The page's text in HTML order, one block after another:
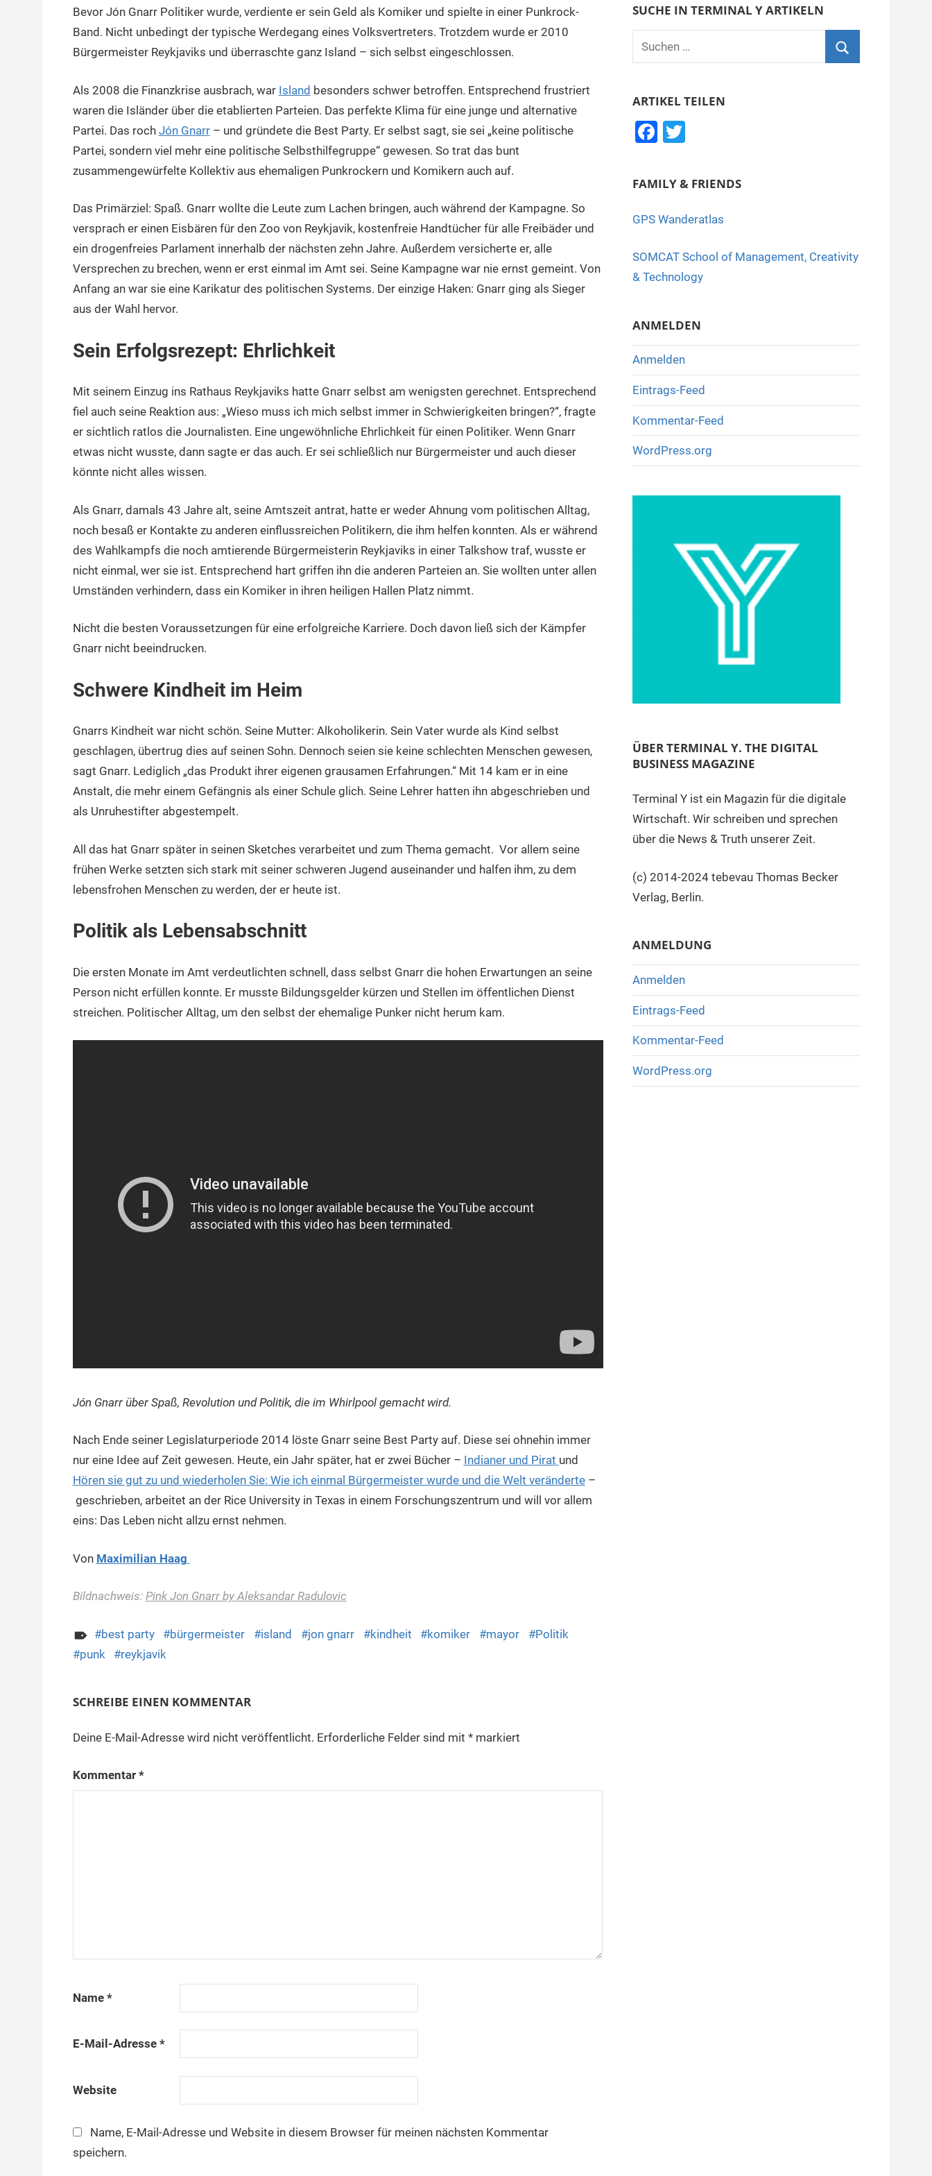
26.
November
2015
terminal-
y
Urbi
et
orbi
Bevor Jón Gnarr Politiker wurde, verdiente er sein Geld als Komiker und spielte in einer Punkrock-
Band. Nicht unbedingt der typische Werdegang eines Volksvertreters. Trotzdem wurde er 2010
Bürgermeister Reykjaviks und überraschte ganz Island – sich selbst eingeschlossen.
Als 2008 die Finanzkrise ausbrach, war Island besonders schwer betroffen. Entsprechend frustriert
waren die Isländer über die etablierten Parteien. Das perfekte Klima für eine junge und alternative
Partei. Das roch Jón Gnarr– und gründete die Best Party. Er selbst sagt, sie sei „keine politische
Partei, sondern viel mehr eine politische Selbsthilfegruppe“ gewesen. So trat das bunt
zusammengewürfelte Kollektiv aus ehemaligen Punkrockern und Komikern auch auf.
Das Primärziel: Spaß. Gnarr wollte die Leute zum Lachen bringen, auch während der Kampagne. So
versprach er einen Eisbären für den Zoo von Reykjavik, kostenfreie Handtücher für alle Freibäder und
ein drogenfreies Parlament innerhalb der nächsten zehn Jahre. Außerdem versicherte er, alle
Versprechen zu brechen, wenn er erst einmal im Amt sei. Seine Kampagne war nie ernst gemeint. Von
Anfang an war sie eine Karikatur des politischen Systems. Der einzige Haken: Gnarr ging als Sieger
aus der Wahl hervor.
Sein Erfolgsrezept: Ehrlichkeit
Mit seinem Einzug ins Rathaus Reykjaviks hatte Gnarr selbst am wenigsten gerechnet. Entsprechend
fiel auch seine Reaktion aus: „Wieso muss ich mich selbst immer in Schwierigkeiten bringen?“, fragte
er sichtlich ratlos die Journalisten. Eine ungewöhnliche Ehrlichkeit für einen Politiker. Wenn Gnarr
etwas nicht wusste, dann sagte er das auch. Er sei schließlich nur Bürgermeister und auch dieser
könnte nicht alles wissen.
Als Gnarr, damals 43 Jahre alt, seine Amtszeit antrat, hatte er weder Ahnung vom politischen Alltag,
noch besaß er Kontakte zu anderen einflussreichen Politikern, die ihm helfen konnten. Als er während
des Wahlkampfs die noch amtierende Bürgermeisterin Reykjaviks in einer Talkshow traf, wusste er
nicht einmal, wer sie ist. Entsprechend hart griffen ihn die anderen Parteien an. Sie wollten unter allen
Umständen verhindern, dass ein Komiker in ihren heiligen Hallen Platz nimmt.
Nicht die besten Voraussetzungen für eine erfolgreiche Karriere. Doch davon ließ sich der Kämpfer
Gnarr nicht beeindrucken.
Schwere Kindheit im Heim
Gnarrs Kindheit war nicht schön. Seine Mutter: Alkoholikerin. Sein Vater wurde als Kind selbst
geschlagen, übertrug dies auf seinen Sohn. Dennoch seien sie keine schlechten Menschen gewesen,
sagt Gnarr. Lediglich „das Produkt ihrer eigenen grausamen Erfahrungen.“ Mit 14 kam er in eine
Anstalt, die mehr einem Gefängnis als einer Schule glich. Seine Lehrer hatten ihn abgeschrieben und
als Unruhestifter abgestempelt.
All das hat Gnarr später in seinen Sketches verarbeitet und zum Thema gemacht. Vor allem seine
frühen Werke setzten sich stark mit seiner schweren Jugend auseinander und halfen ihm, zu dem
lebensfrohen Menschen zu werden, der er heute ist.
Politik als Lebensabschnitt
Die ersten Monate im Amt verdeutlichten schnell, dass selbst Gnarr die hohen Erwartungen an seine
Person nicht erfüllen konnte. Er musste Bildungsgelder kürzen und Stellen im öffentlichen Dienst
streichen. Politischer Alltag, um den selbst der ehemalige Punker nicht herum kam.
Jón Gnarr über Spaß, Revolution und Politik, die im Whirlpool gemacht wird.
Nach Ende seiner Legislaturperiode 2014 löste Gnarr seine Best Party auf. Diese sei ohnehin immer
nur eine Idee auf Zeit gewesen. Heute, ein Jahr später, hat er zwei Bücher – Indianer und Pirat und
Hören sie gut zu und wiederholen Sie: Wie ich einmal Bürgermeister wurde und die Welt veränderte–
geschrieben, arbeitet an der Rice University in Texas in einem Forschungszentrum und will vor allem
eins: Das Leben nicht allzu ernst nehmen.
Von Maximilian Haag
Bildnachweis: Pink Jon Gnarr by Aleksandar Radulovic
best party bürgermeister island jon gnarr kindheit komiker mayor
Politik
punk
reykjavik
SCHREIBE EINEN KOMMENTAR
Deine E-Mail-Adresse wird nicht veröffentlicht. Erforderliche Felder sind mit *markiert
Kommentar *
Name *
E-Mail-Adresse *
Website
Name, E-Mail-Adresse und Website in diesem Browser für meinen nächsten Kommentar
speichern.
SUCHE IN TERMINAL Y ARTIKELN
Suchen
nach:
ARTIKEL TEILEN
F
c
b
o
k
T
tt
FAMILY & FRIENDS
GPS Wanderatlas
SOMCAT School of Management, Creativity
& Technology
ANMELDEN
Anmelden
Eintrags-Feed
Kommentar-Feed
WordPress.org
ÜBER TERMINAL Y. THE DIGITAL
BUSINESS MAGAZINE
Terminal Y ist ein Magazin für die digitale
Wirtschaft. Wir schreiben und sprechen
über die News & Truth unserer Zeit.
(c) 2014-2024 tebevau Thomas Becker
Verlag, Berlin.
ANMELDUNG
Anmelden
Eintrags-Feed
Kommentar-Feed
WordPress.org